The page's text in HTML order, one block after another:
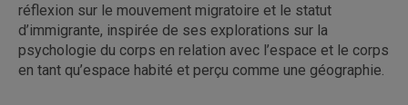
réflexion sur le mouvement migratoire et le statut
d’immigrante, inspirée de ses explorations sur la
psychologie du corps en relation avec l’espace et le corps
en tant qu’espace habité et perçu comme une géographie.